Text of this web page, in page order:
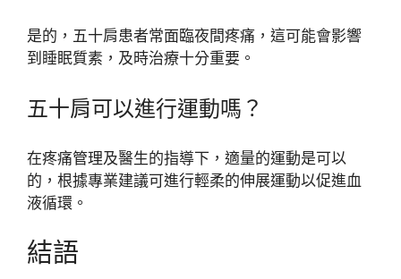
是的，五十肩患者常面臨夜間疼痛，這可能會影響
到睡眠質素，及時治療十分重要。
五十肩可以進行運動嗎？
在疼痛管理及醫生的指導下，適量的運動是可以
的，根據專業建議可進行輕柔的伸展運動以促進血
液循環。
結語